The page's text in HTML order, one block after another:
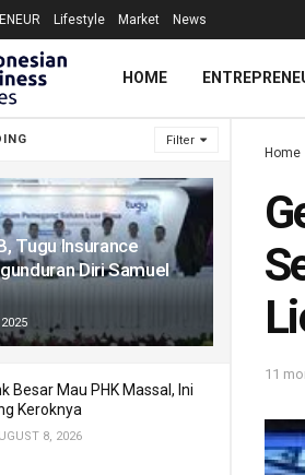
Filter
Tugu Insurance
Diri Samuel
Besar Mau PHK Massal, Ini
Keroknya
8, 2026
Lifestyle Market News
HOME
Home
11